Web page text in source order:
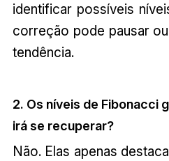
identificar possíveis
correção pode pausar
tendência.
2. Os níveis de Fibonacci
irá se recuperar?
Não. Elas apenas